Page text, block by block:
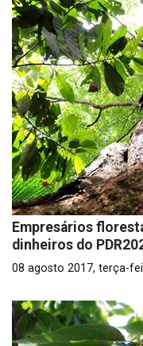
Empresários
dinheiros do
08 agosto 2017, terça-